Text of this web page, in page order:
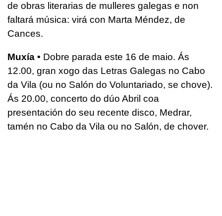
de obras literarias de mulleres galegas e non
faltará música: virá con Marta Méndez, de
Cances.
Muxía • Dobre parada este 16 de maio. Ás
12.00, gran xogo das Letras Galegas no Cabo
da Vila (ou no Salón do Voluntariado, se chove).
Ás 20.00, concerto do dúo Abril coa
presentación do seu recente disco, Medrar,
tamén no Cabo da Vila ou no Salón, de chover.